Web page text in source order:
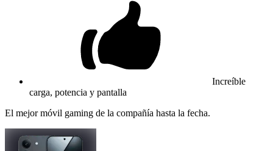
Increíble
carga, potencia y pantalla
El mejor móvil gaming de la compañía hasta la fecha.